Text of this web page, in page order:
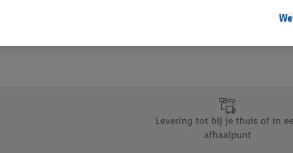
Levering tot bij je thuis of in
afhaalpunt
akkoord gaat, kunnen advertenties in het kader van
hebt getoond (bijvoorbeeld door het product in de webshop
ook op verschillende apparaten en verschillende Lidl-
“Aanpassen” kunt u individuele doeleinden toestaan en meer
“weigeren” te klikken, kunt u alleen het gebruik van de
te klikken, stemt u in met alle verwerkingen voor alle